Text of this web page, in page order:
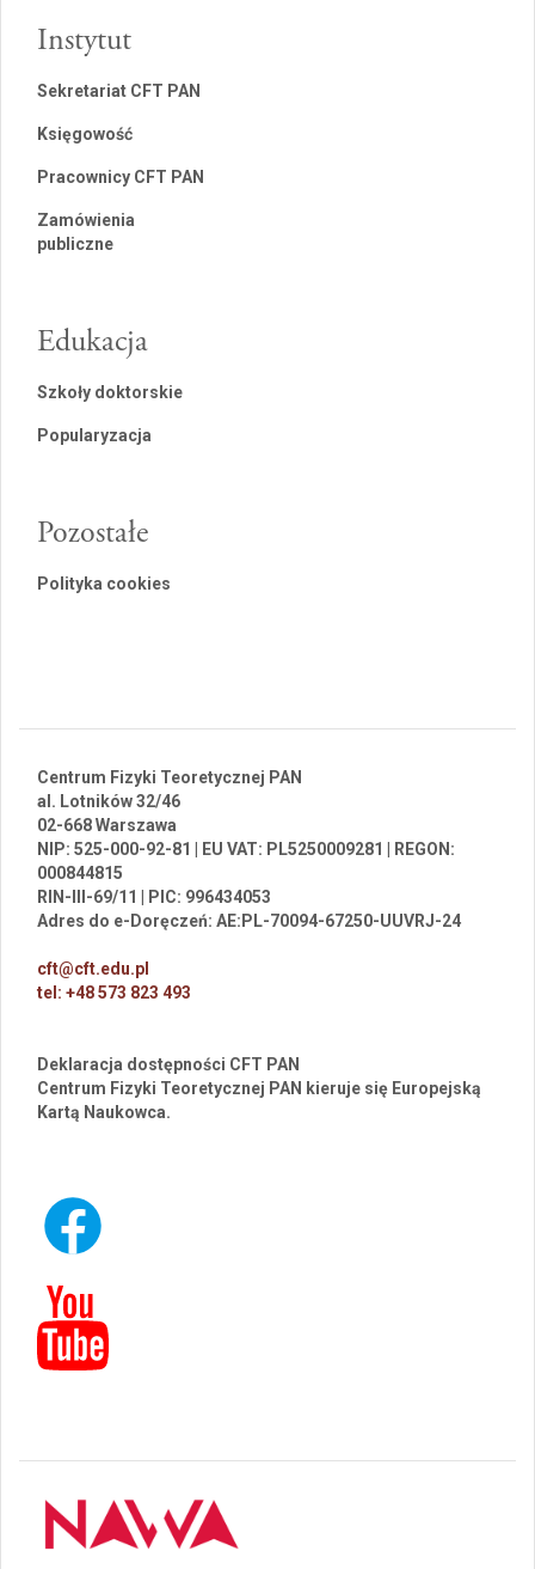
Instytut
Sekretariat CFT PAN
Księgowość
Pracownicy CFT PAN
Zamówienia
publiczne
Edukacja
Szkoły doktorskie
Popularyzacja
Pozostałe
Polityka cookies
Centrum Fizyki Teoretycznej PAN
al. Lotników 32/46
02-668 Warszawa
NIP: 525-000-92-81 | EU VAT: PL5250009281 | REGON:
000844815
RIN-III-69/11 | PIC: 996434053
Adres do e-Doręczeń: AE:PL-70094-67250-UUVRJ-24
cft@cft.edu.pl
tel: +48 573 823 493
Deklaracja dostępności CFT PAN
Centrum Fizyki Teoretycznej PAN kieruje się Europejską
Kartą Naukowca.